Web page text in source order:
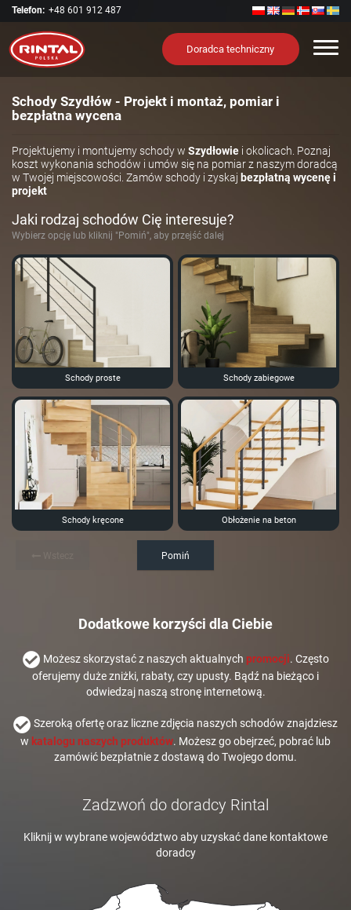
Telefon: +48 601 912 487
Doradca techniczny
Schody Szydłów - Projekt i montaż, pomiar i
bezpłatna wycena
Projektujemy i montujemy schody w Szydłowie i okolicach. Poznaj
koszt wykonania schodów i umów się na pomiar z naszym doradcą
w Twojej miejscowości. Zamów schody i zyskaj bezpłatną wycenę i
projekt
Jaki rodzaj schodów Cię interesuje?
Wybierz opcję lub kliknij "Pomiń", aby przejść dalej
Schody proste Schody zabiegowe
Schody kręcone Obłożenie na beton
Pomiń
Dodatkowe korzyści dla Ciebie
Możesz skorzystać z naszych aktualnych promocji. Często
oferujemy duże zniżki, rabaty, czy upusty. Bądź na bieżąco i
odwiedzaj naszą stronę internetową.
Szeroką ofertę oraz liczne zdjęcia naszych schodów znajdziesz
w katalogu naszych produktów. Możesz go obejrzeć, pobrać lub
zamówić bezpłatnie z dostawą do Twojego domu.
Zadzwoń do doradcy Rintal
Kliknij w wybrane województwo aby uzyskać dane kontaktowe
doradcy